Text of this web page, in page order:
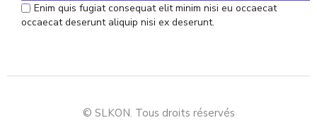
Enim quis fugiat consequat elit minim nisi eu occaecat
occaecat deserunt aliquip nisi ex deserunt.
© SLKON. Tous droits réservés